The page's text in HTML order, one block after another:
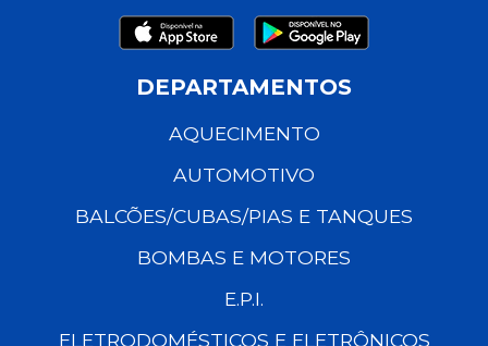
DEPARTAMENTOS
AQUECIMENTO
AUTOMOTIVO
BALCÕES/CUBAS/PIAS E TANQUES
BOMBAS E MOTORES
E.P.I.
ELETRODOMÉSTICOS E ELETRÔNICOS